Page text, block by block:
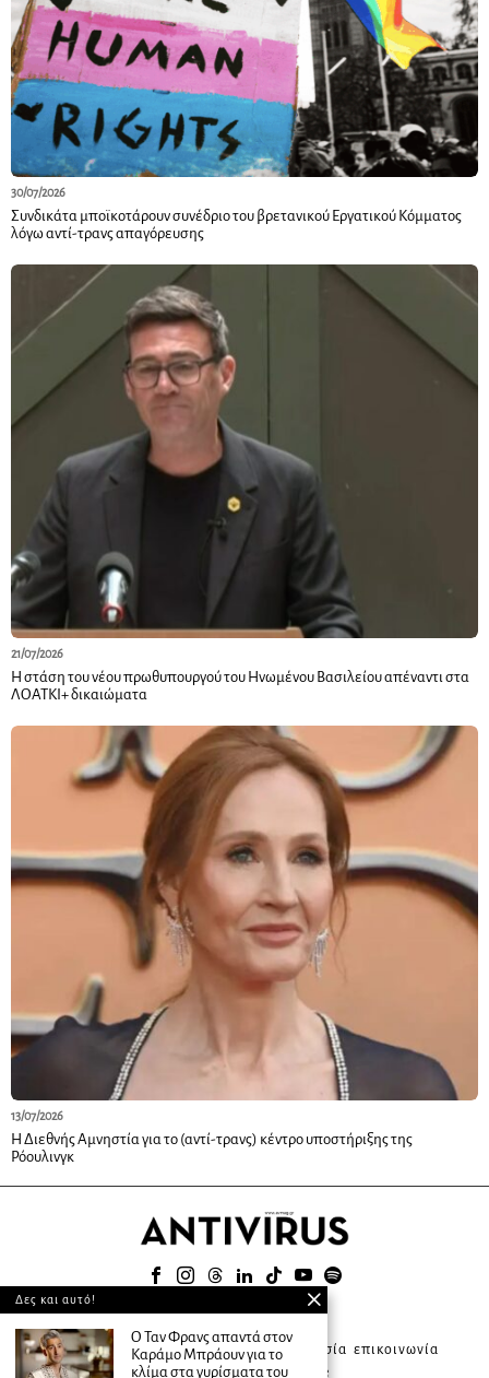
30/07/2026
Συνδικάτα μποϊκοτάρουν συνέδριο του βρετανικού Εργατικού Κόμματος
λόγω αντί-τρανς απαγόρευσης
21/07/2026
Η στάση του νέου πρωθυπουργού του Ηνωμένου Βασιλείου απέναντι στα
ΛΟΑΤΚΙ+ δικαιώματα
13/07/2026
Η Διεθνής Αμνηστία για το (αντί-τρανς) κέντρο υποστήριξης της
Ρόουλινγκ
© 2025
about ANTIVIRUS συνδρομητική υπηρεσία επικοινωνία
διαφήμιση terms of use
Δες και αυτό!
Ο Ταν Φρανς απαντά στον
Καράμο Μπράουν για το
κλίμα στα γυρίσματα του